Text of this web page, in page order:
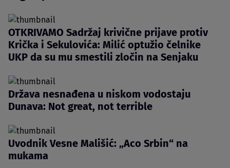
OTKRIVAMO Sadržaj krivične prijave protiv
Krička i Sekulovića: Milić optužio čelnike
UKP da su mu smestili zločin na Senjaku
Država nesnađena u niskom vodostaju
Dunava: Not great, not terrible
Uvodnik Vesne Mališić: „Aco Srbin“ na
mukama